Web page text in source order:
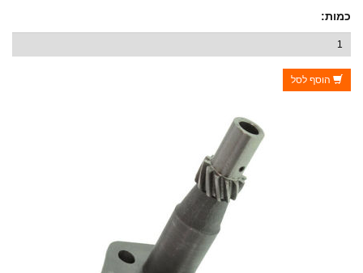
כמות:
הוסף לסל